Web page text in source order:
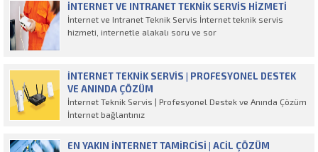
İNTERNET VE INTRANET TEKNIK SERVIS HIZMETI
İnternet ve Intranet Teknik Servis İnternet teknik servis
hizmeti, internetle alakalı soru ve sor
İNTERNET TEKNIK SERVIS | PROFESYONEL DESTEK
VE ANINDA ÇÖZÜM
İnternet Teknik Servis | Profesyonel Destek ve Anında Çözüm
İnternet bağlantınız
EN YAKIN İNTERNET TAMIRCISI | ACIL ÇÖZÜM